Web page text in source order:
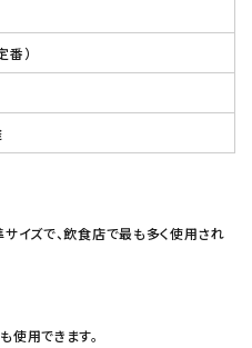
番）
イズで、飲食店で最も多く使用され
用できます。